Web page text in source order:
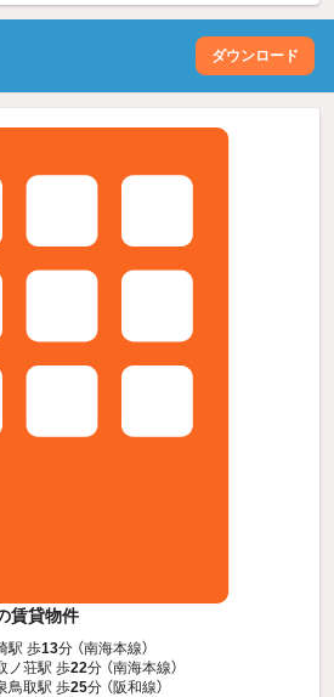
ダウンロード
賃貸物件
駅 歩13分 （南海本線）
ノ荘駅 歩22分 （南海本線）
鳥取駅 歩25分 （阪和線）